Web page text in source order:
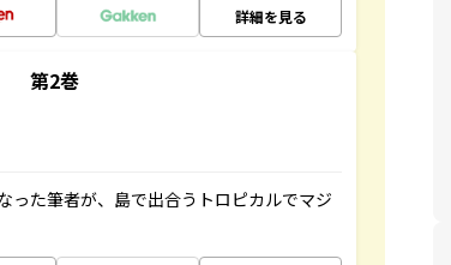
詳細を見る
第2巻
った筆者が、島で出合うトロピカルでマジ